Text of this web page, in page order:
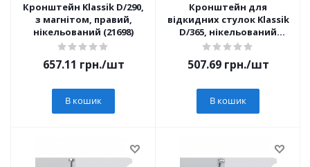
Кронштейн Klassik D/290,
з магнітом, правий,
нікельований (21698)
657.11 грн./шт
В кошик
Кронштейн для
відкидних стулок Klassik
D/365, нікельований
(20865)
507.69грн./шт
В кошик